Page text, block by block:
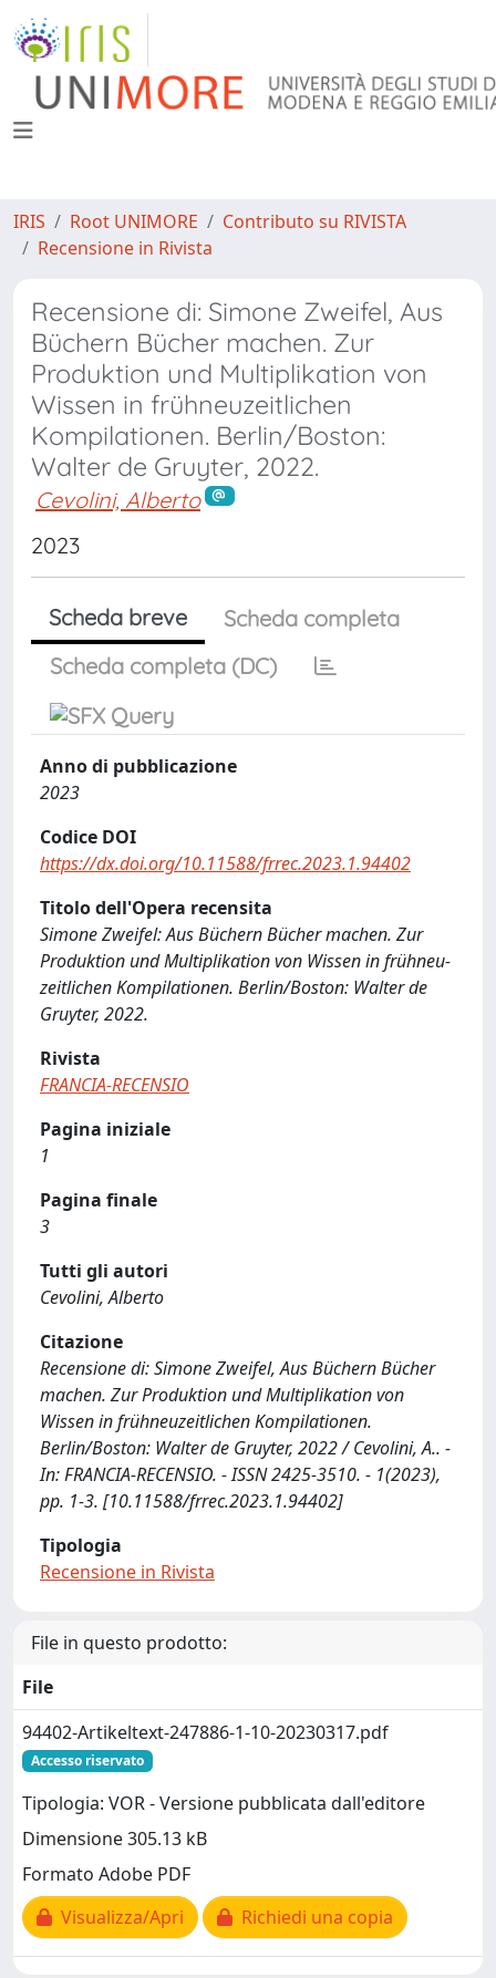
IRIS Root UNIMORE
Contributo su RIVISTA
Recensione in Rivista
Recensione di: Simone Zweifel, Aus
Büchern Bücher machen. Zur
Produktion und Multiplikation von
Wissen in frühneuzeitlichen
Kompilationen. Berlin/Boston:
Walter de Gruyter, 2022.
Cevolini, Alberto
2023
Scheda breve
Scheda completa
Scheda completa (DC)
Anno di pubblicazione
2023
Codice DOI
https://dx.doi.org/10.11588/frrec.2023.1.94402
Titolo dell'Opera recensita
Simone Zweifel: Aus Büchern Bücher machen. Zur
Produktion und Multiplikation von Wissen in frühneu-
zeitlichen Kompilationen. Berlin/Boston: Walter de
Gruyter, 2022.
Rivista
FRANCIA-RECENSIO
Pagina iniziale
1
Pagina finale
3
Tutti gli autori
Cevolini, Alberto
Citazione
Recensione di: Simone Zweifel, Aus Büchern Bücher
machen. Zur Produktion und Multiplikation von
Wissen in frühneuzeitlichen Kompilationen.
Berlin/Boston: Walter de Gruyter, 2022 / Cevolini, A.. -
In: FRANCIA-RECENSIO. - ISSN 2425-3510. - 1(2023),
pp. 1-3. [10.11588/frrec.2023.1.94402]
Tipologia
Recensione in Rivista
File in questo prodotto:
File
94402-Artikeltext-247886-1-10-20230317.pdf
Accesso riservato
Tipologia: VOR - Versione pubblicata dall'editore
Dimensione 305.13 kB
Formato Adobe PDF
Visualizza/Apri
Richiedi una copia